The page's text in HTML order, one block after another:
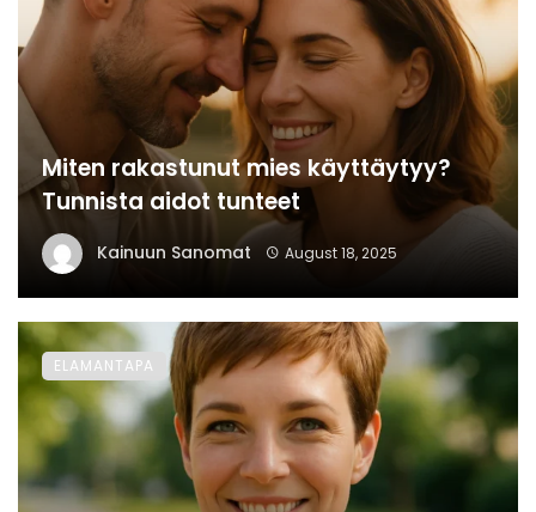
Miten rakastunut mies käyttäytyy?
Tunnista aidot tunteet
Kainuun Sanomat August 18, 2025
ELAMANTAPA